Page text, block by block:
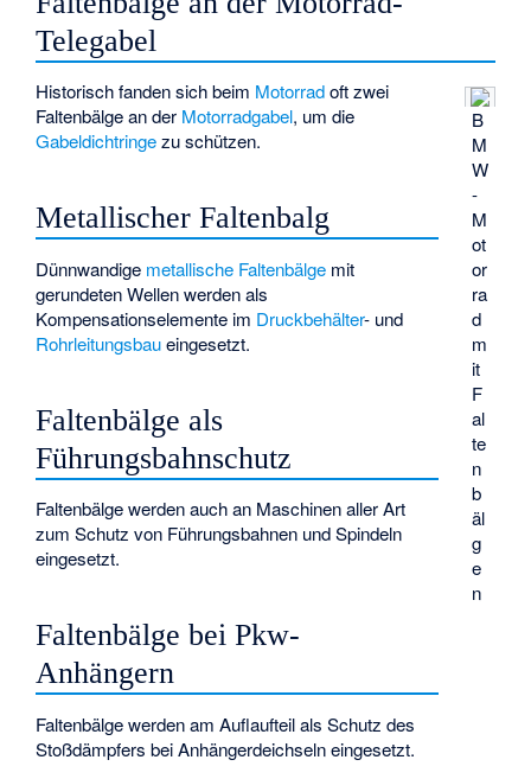
Telegabel
B
M
W
-
M
ot
or
ra
d
m
it
F
al
te
n
b
äl
g
e
n
Historisch fanden sich beim Motorradoft zwei
Faltenbälge an der Motorradgabel, um die
Gabeldichtringezu schützen.
Metallischer Faltenbalg
Dünnwandige metallische Faltenbälge mit
gerundeten Wellen werden als
Kompensationselemente im Druckbehälter- und
Rohrleitungsbaueingesetzt.
Faltenbälge als
Führungsbahnschutz
Faltenbälge werden auch an Maschinen aller Art
zum Schutz von Führungsbahnen und Spindeln
eingesetzt.
Faltenbälge bei Pkw-
Anhängern
Faltenbälge werden am Auflaufteil als Schutz des
Stoßdämpfers bei Anhängerdeichseln eingesetzt.